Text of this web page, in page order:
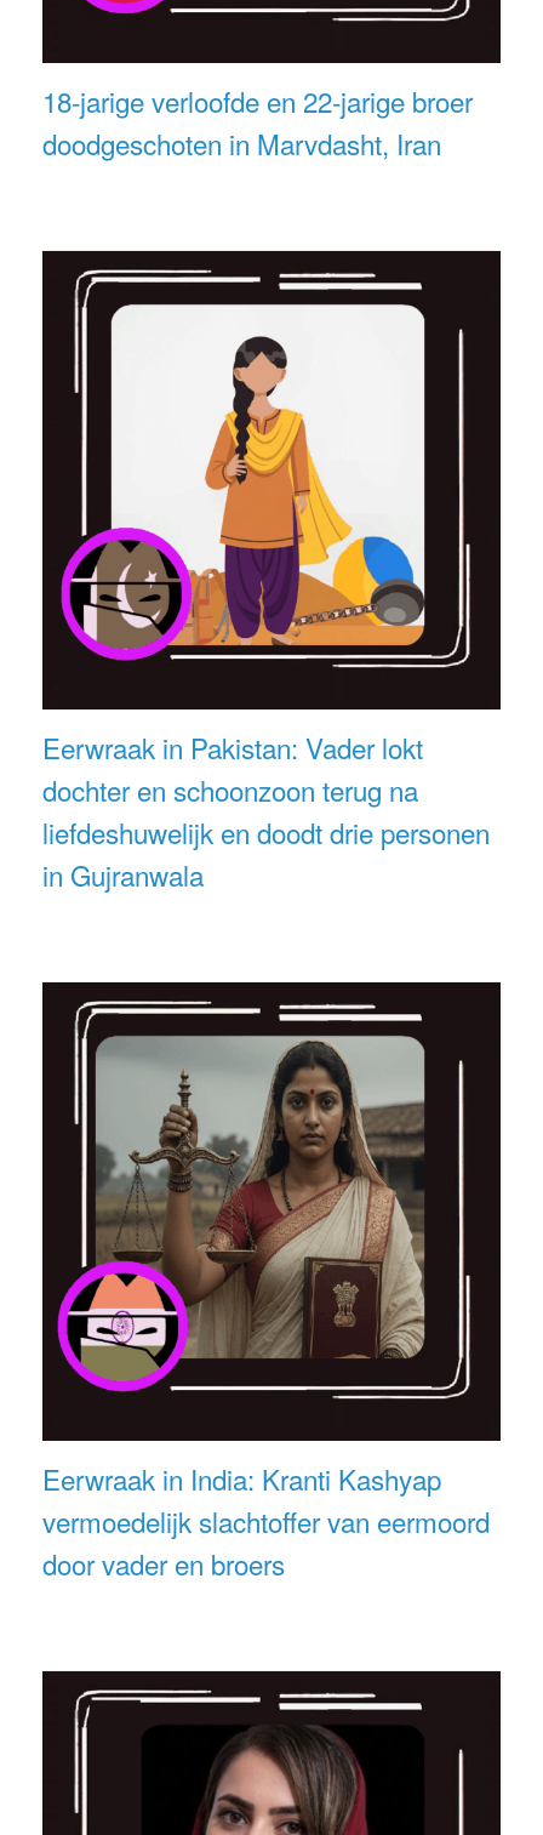
18-jarige verloofde en 22-jarige broer
doodgeschoten in Marvdasht, Iran
Eerwraak in Pakistan: Vader lokt
dochter en schoonzoon terug na
liefdeshuwelijk en doodt drie personen
in Gujranwala
Eerwraak in India: Kranti Kashyap
vermoedelijk slachtoffer van eermoord
door vader en broers